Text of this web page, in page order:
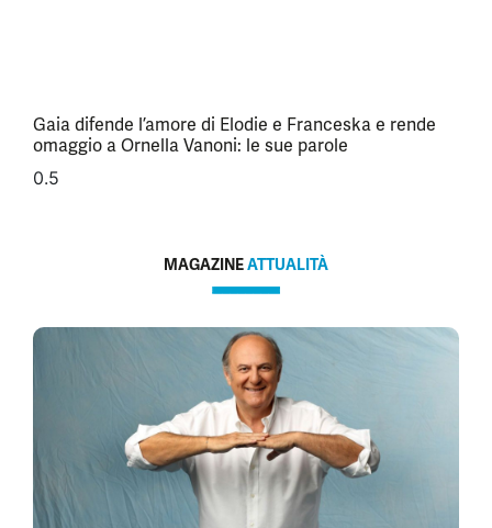
Gaia difende l’amore di Elodie e Franceska e rende
omaggio a Ornella Vanoni: le sue parole
MAGAZINEATTUALITÀ